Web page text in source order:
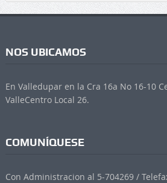
NOS UBICAMOS
En Valledupar en la Cra 16a No 16-10
ValleCentro Local 26.
COMUNÍQUESE
Con Administracion al 5-704269 /